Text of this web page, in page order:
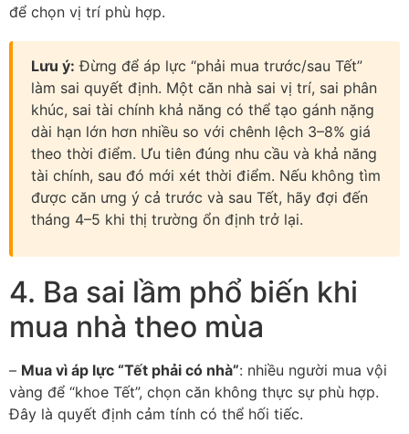
để chọn vị trí phù hợp.
Lưu ý: Đừng để áp lực “phải mua trước/sau Tết”
làm sai quyết định. Một căn nhà sai vị trí, sai phân
khúc, sai tài chính khả năng có thể tạo gánh nặng
dài hạn lớn hơn nhiều so với chênh lệch 3–8% giá
theo thời điểm. Ưu tiên đúng nhu cầu và khả năng
tài chính, sau đó mới xét thời điểm. Nếu không tìm
được căn ưng ý cả trước và sau Tết, hãy đợi đến
tháng 4–5 khi thị trường ổn định trở lại.
4. Ba sai lầm phổ biến khi
mua nhà theo mùa
– Mua vì áp lực “Tết phải có nhà”: nhiều người mua vội
vàng để “khoe Tết”, chọn căn không thực sự phù hợp.
Đây là quyết định cảm tính có thể hối tiếc.